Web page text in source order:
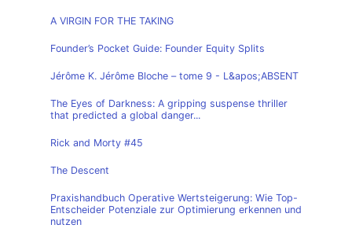
A VIRGIN FOR THE TAKING
Founder’s Pocket Guide: Founder Equity Splits
Jérôme K. Jérôme Bloche – tome 9 - L&apos;ABSENT
The Eyes of Darkness: A gripping suspense thriller
that predicted a global danger...
Rick and Morty #45
The Descent
Praxishandbuch Operative Wertsteigerung: Wie Top-
Entscheider Potenziale zur Optimierung erkennen und
nutzen